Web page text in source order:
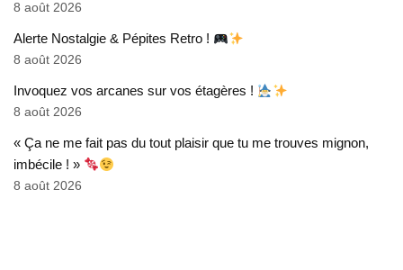
8 août 2026
Alerte Nostalgie & Pépites Retro !
8 août 2026
Invoquez vos arcanes sur vos étagères !
8 août 2026
« Ça ne me fait pas du tout plaisir que tu me trouves mignon,
imbécile ! »
8 août 2026